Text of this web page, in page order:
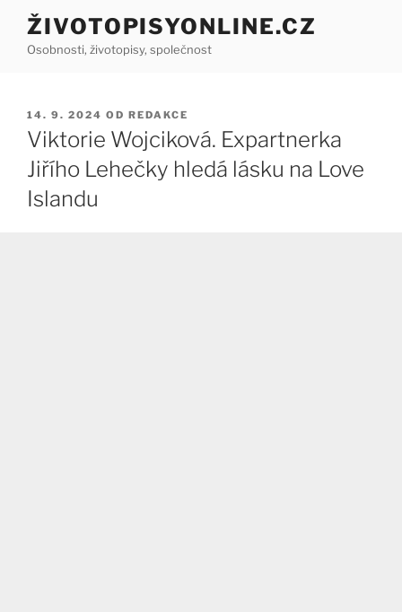
Přejít
obsahu
ŽIVOTOPISYONLINE.CZ
Osobnosti, životopisy, společnost
PUBLIKOVÁNO
14. 9. 2024 OD REDAKCE
Viktorie Wojciková. Expartnerka
Jiřího Lehečky hledá lásku na Love
Islandu